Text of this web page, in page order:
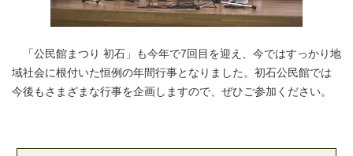
「公民館まつり 初石」も今年で7回目を迎え、今ではすっかり地
域社会に根付いた恒例の年間行事となりました。初石公民館では
今後もさまざまな行事を企画しますので、ぜひご参加ください。